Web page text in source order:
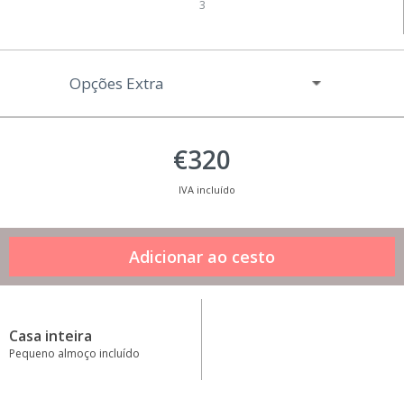
3
Opções Extra
€320
IVA incluído
Casa inteira
Pequeno almoço incluído